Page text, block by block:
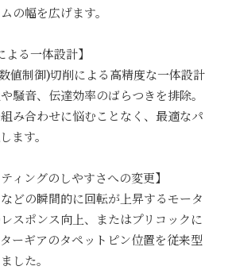
の幅を広げます。
る一体設計】
値制御)切削による高精度な一体設計
騒音、伝達効率のばらつきを排除。
み合わせに悩むことなく、最適なパ
ます。
ィングのしやすさへの変更】
どの瞬間的に回転が上昇するモータ
スポンス向上、またはプリコックに
ーギアのタペットピン位置を従来型
した。